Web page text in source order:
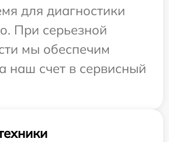
для диагностики
При серьезной
мы обеспечим
наш счет в сервисный